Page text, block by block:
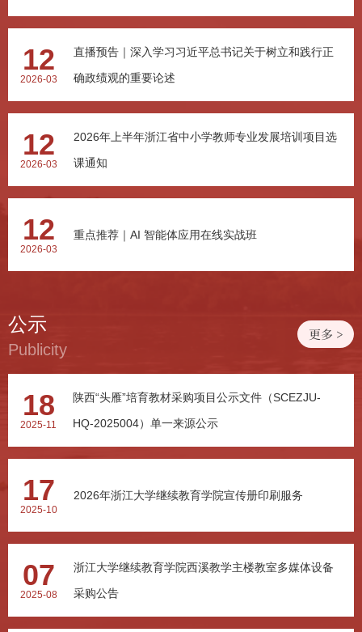
12
2026-03
直播预告｜深入学习习近平总书记关于树立和践行正
确政绩观的重要论述
12
2026-03
2026年上半年浙江省中小学教师专业发展培训项目选
课通知
12
2026-03
重点推荐｜AI 智能体应用在线实战班
公示
Publicity
更多 >
18
2025-11
陕西“头雁”培育教材采购项目公示文件（SCEZJU-
HQ-2025004）单一来源公示
17
2025-10
2026年浙江大学继续教育学院宣传册印刷服务
07
2025-08
浙江大学继续教育学院西溪教学主楼教室多媒体设备
采购公告